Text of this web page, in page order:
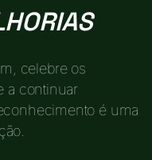
celebre os
a continuar
é uma